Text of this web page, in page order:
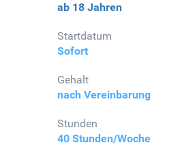
ab 18 Jahren
Startdatum
Sofort
Gehalt
nach Vereinbarung
Stunden
40 Stunden/Woche